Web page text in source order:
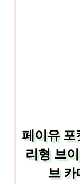
페이유
리형 브
브 카